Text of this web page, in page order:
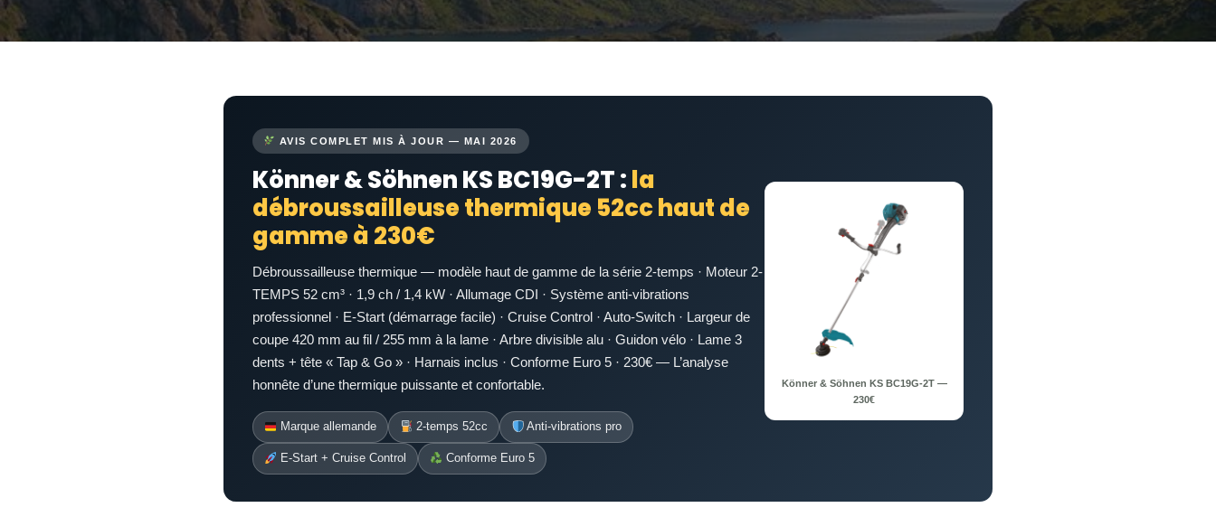
AVIS COMPLET MIS À JOUR — MAI 2026
Könner & Söhnen KS BC19G-2T :la
débroussailleuse thermique 52cc haut de
gamme à 230€
Débroussailleuse thermique — modèle haut de gamme de la série 2-temps · Moteur 2-
TEMPS 52 cm³ · 1,9 ch / 1,4 kW · Allumage CDI · Système anti-vibrations
professionnel · E-Start (démarrage facile) · Cruise Control · Auto-Switch · Largeur de
coupe 420 mm au fil / 255 mm à la lame · Arbre divisible alu · Guidon vélo · Lame 3
dents + tête « Tap & Go » · Harnais inclus · Conforme Euro 5 · 230€ — L’analyse
honnête d’une thermique puissante et confortable.
Marque allemande 2-temps 52cc Anti-vibrations pro
E-Start + Cruise Control Conforme Euro 5
Könner & Söhnen KS BC19G-2T —
230€